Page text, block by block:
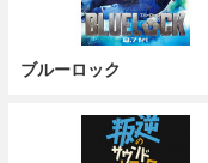
ブルーロック